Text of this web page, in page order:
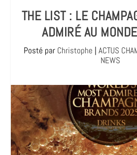
THE LIST : LE
ADMIRÉ AU
Posté par Christophe | ACTUS
NEWS